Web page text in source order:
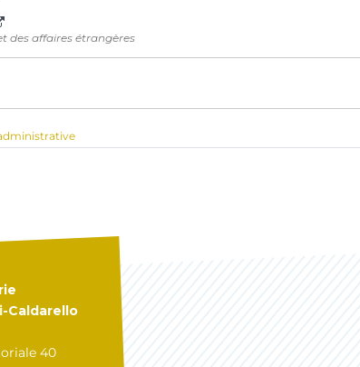
des affaires étrangères
Caldarello
40